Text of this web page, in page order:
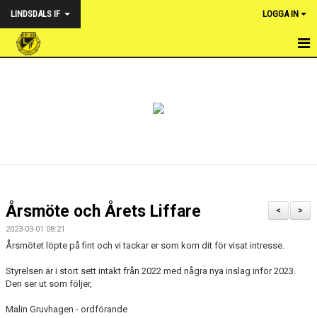
LINDSDALS IF LOGGA IN
DOKUMENT & POLICY
FOTBOLLSUTVECKLARE
>
<
Årsmöte och Årets Liffare
2023-03-01 08:21
Årsmötet löpte på fint och vi tackar er som kom dit för visat intresse.
Styrelsen är i stort sett intakt från 2022 med några nya inslag inför 2023.
Den ser ut som följer,
Malin Gruvhagen - ordförande